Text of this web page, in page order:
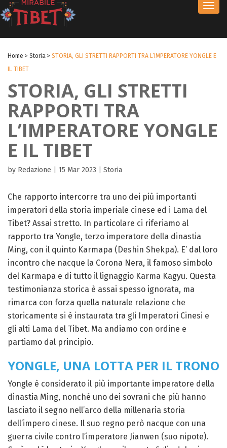
Home > Storia > STORIA, GLI STRETTI RAPPORTI TRA L’IMPERATORE YONGLE E
IL TIBET
STORIA, GLI STRETTI
RAPPORTI TRA
L’IMPERATORE YONGLE
E IL TIBET
by Redazione 15 Mar 2023 Storia
Che rapporto intercorre tra uno dei più importanti
imperatori della storia imperiale cinese ed i Lama del
Tibet? Assai stretto. In particolare ci riferiamo al
rapporto tra Yongle, terzo imperatore della dinastia
Ming, con il quinto Karmapa (Deshin Shekpa). E’ dal loro
incontro che nacque la Corona Nera, il famoso simbolo
del Karmapa e di tutto il lignaggio Karma Kagyu. Questa
testimonianza storica è assai spesso ignorata, ma
rimarca con forza quella naturale relazione che
storicamente si è instaurata tra gli Imperatori Cinesi e
gli alti Lama del Tibet. Ma andiamo con ordine e
partiamo dal principio.
YONGLE, UNA LOTTA PER IL TRONO
Yongle è considerato il più importante imperatore della
dinastia Ming, nonché uno dei sovrani che più hanno
lasciato il segno nell’arco della millenaria storia
dell’impero cinese. Il suo regno però nacque con una
guerra civile contro l’imperatore Jianwen (suo nipote).